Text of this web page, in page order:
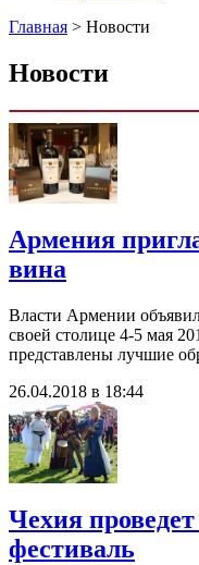
Главная > Новости
Новости
Армения
вина
Власти Армении
своей столице 4-5 мая
представлены лучшие
26.04.2018 в 18:44
Чехия
фестиваль